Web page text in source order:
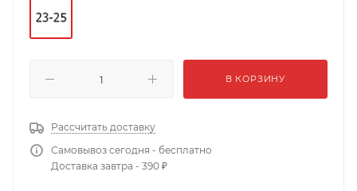
В КОРЗИНУ
Рассчитать доставку
Самовывоз сегодня - бесплатно
Доставка завтра - 390 ₽